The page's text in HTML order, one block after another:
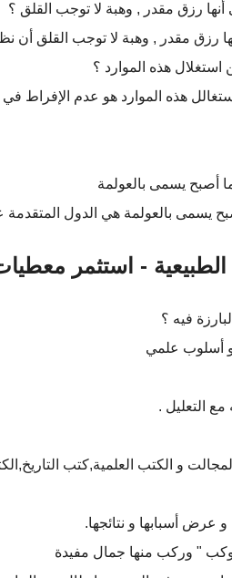
رزق مقدر , وهبة لا توجب القلق ؟
رزق مقدر , وهبة لا توجب القلق أن
هذه الموارد ؟
هذه الموارد هو عدم الإفراط في
أصبح يسمى بالعولمة
يسمى بالعولمة هي الدول المتقدمة
- استثمر
فيه ؟
أسلوب علمي
التعليل .
و الكتب العلمية,كتب
عرض أسبابها و نتائجها.
" وركب منها جمال مفيدة